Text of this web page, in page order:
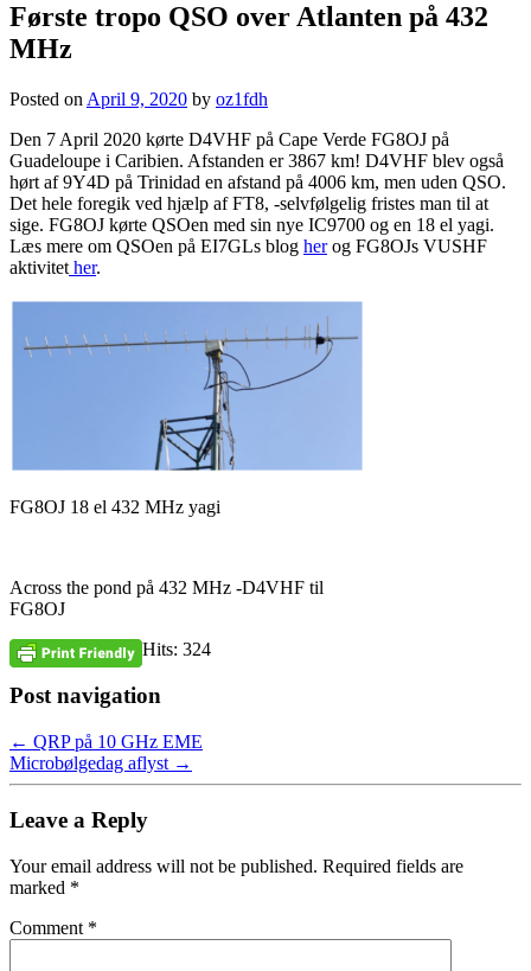
Første tropo QSO over Atlanten på 432
MHz
Posted on April 9, 2020 by oz1fdh
Den 7 April 2020 kørte D4VHF på Cape Verde FG8OJ på
Guadeloupe i Caribien. Afstanden er 3867 km! D4VHF blev også
hørt af 9Y4D på Trinidad en afstand på 4006 km, men uden QSO.
Det hele foregik ved hjælp af FT8, -selvfølgelig fristes man til at
sige. FG8OJ kørte QSOen med sin nye IC9700 og en 18 el yagi.
Læs mere om QSOen på EI7GLs blog herog FG8OJs VUSHF
aktivitet her.
FG8OJ 18 el 432 MHz yagi
Across the pond på 432 MHz -D4VHF til
FG8OJ
Hits: 324
Post navigation
← QRP på 10 GHz EME
Microbølgedag aflyst →
Leave a Reply
Your email address will not be published. Required fields are
marked *
Comment *